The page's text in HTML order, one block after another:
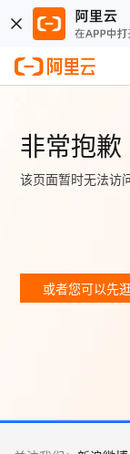
非常抱歉
该页面暂时无法访
或者您可以先